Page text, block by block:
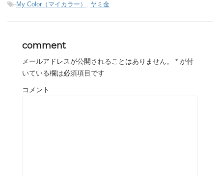
-My Color（マイカラー） , ヤミ金
comment
メールアドレスが公開されることはありません。 * が付
いている欄は必須項目です
コメント